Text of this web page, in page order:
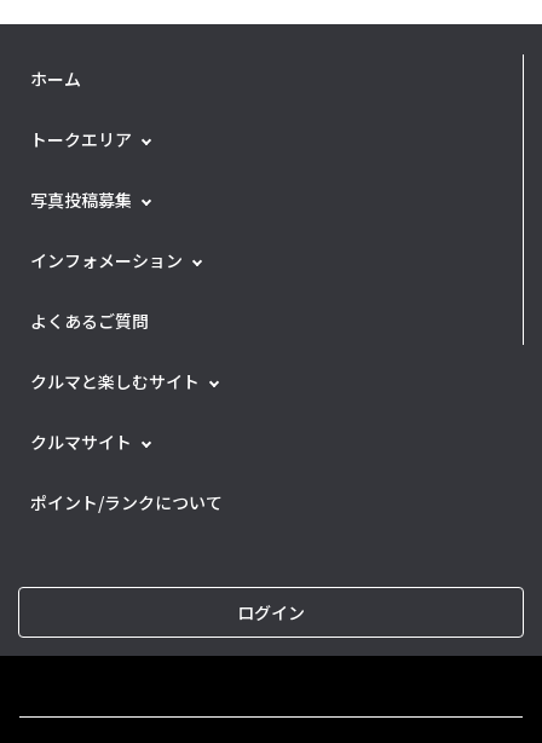
ホーム
トークエリア
写真投稿募集
インフォメーション
よくあるご質問
クルマと楽しむサイト
クルマサイト
ポイント/ランクについて
ログイン